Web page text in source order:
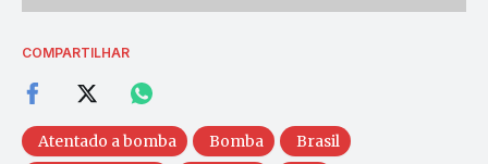
COMPARTILHAR
Atentado a bomba Bomba
Brasil